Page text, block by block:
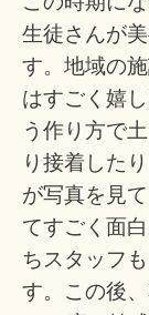
生徒さんが
す。地域の
はすごく嬉
う作り方で
り接着した
が写真を見
てすごく面
ちスタッフ
す。この後